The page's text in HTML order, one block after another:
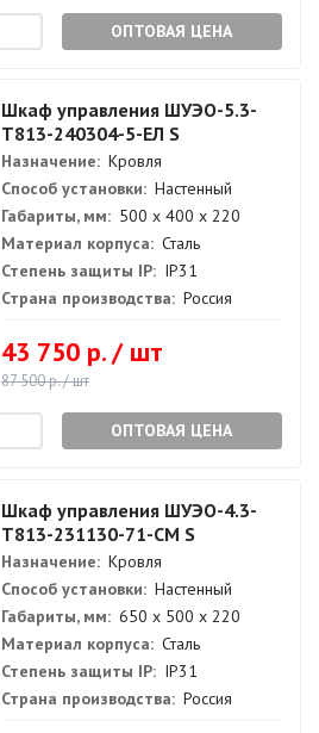
ОПТОВАЯ ЦЕНА
Шкаф управления ШУЭО-5.3-
Т813-240304-5-ЕЛ S
Назначение: Кровля
Способ установки: Настенный
Габариты, мм: 500 х 400 х 220
Материал корпуса: Сталь
Степень защиты IP: IP31
Страна производства: Россия
43 750 р. / шт
87 500 р. / шт
ОПТОВАЯ ЦЕНА
Шкаф управления ШУЭО-4.3-
Т813-231130-71-СМ S
Назначение: Кровля
Способ установки: Настенный
Габариты, мм: 650 х 500 х 220
Материал корпуса: Сталь
Степень защиты IP: IP31
Страна производства: Россия